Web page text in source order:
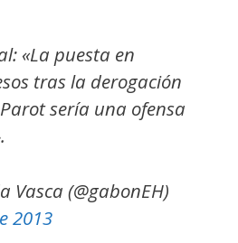
«La puesta en
tras la derogación
sería una ofensa
(@gabonEH)
2013